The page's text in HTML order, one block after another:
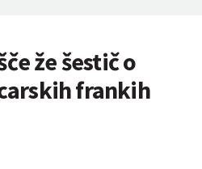
že šestič o
frankih